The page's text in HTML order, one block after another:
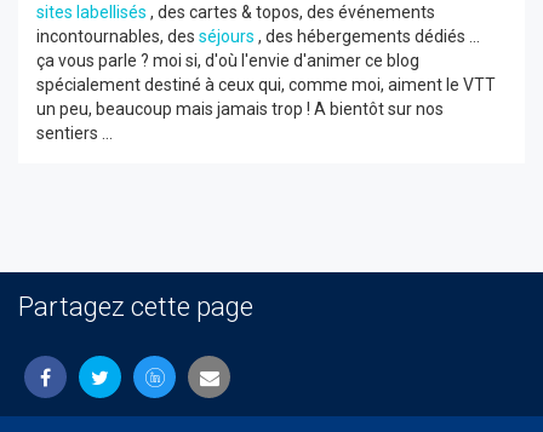
sites labellisés , des cartes & topos, des événements
incontournables, des séjours , des hébergements dédiés ...
ça vous parle ? moi si, d'où l'envie d'animer ce blog
spécialement destiné à ceux qui, comme moi, aiment le VTT
un peu, beaucoup mais jamais trop ! A bientôt sur nos
sentiers ...
Partagez cette page